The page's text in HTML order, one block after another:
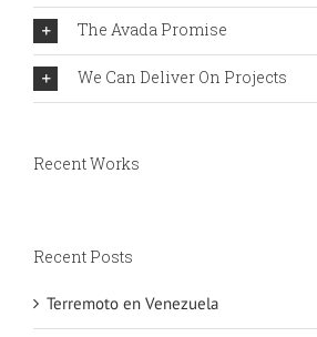
The Avada Promise
We Can Deliver On Projects
Recent Works
Recent Posts
Terremoto en Venezuela